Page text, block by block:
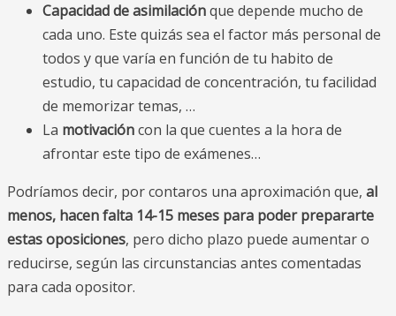
Capacidad de asimilaciónque depende mucho de
cada uno. Este quizás sea el factor más personal de
todos y que varía en función de tu habito de
estudio, tu capacidad de concentración, tu facilidad
de memorizar temas, …
La motivacióncon la que cuentes a la hora de
afrontar este tipo de exámenes…
Podríamos decir, por contaros una aproximación que, al
menos, hacen falta 14-15 meses para poder prepararte
estas oposiciones, pero dicho plazo puede aumentar o
reducirse, según las circunstancias antes comentadas
para cada opositor.